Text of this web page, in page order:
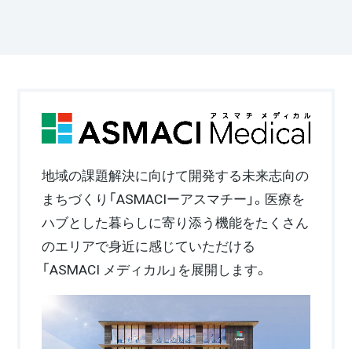
地域の課題解決に向けて開発する未来志向の
まちづくり 「ASMACIーアスマチー」。医療を
ハブとした暮らしに寄り添う 機能をたくさん
のエリアで身近に感じていただける
「ASMACI メディカル」を展開します。